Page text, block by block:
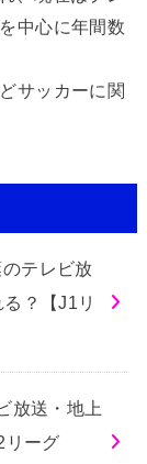
中心に年間数
サッカーに関
テレビ放
？【J1リ
放送・地上
リーグ